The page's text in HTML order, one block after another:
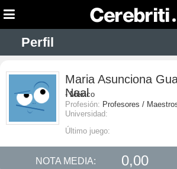
Perfil
Maria Asunciona
Naal
- México
Profesión: Profesores /
Universidad:
Último juego:
NOTA MEDIA: 0,00